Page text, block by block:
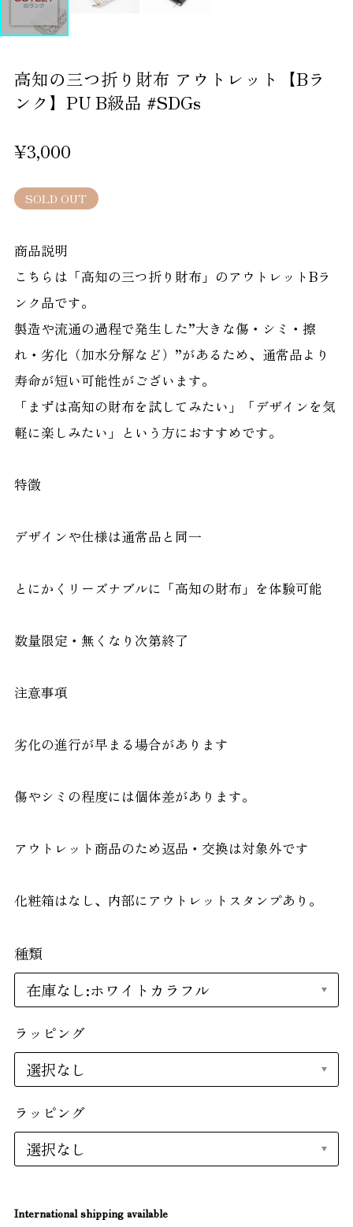
高知の三つ折り財布 アウトレット【Bラ
ンク】PU B級品 #SDGs
¥3,000
SOLD OUT
商品説明
こちらは「高知の三つ折り財布」のアウトレットBラ
ンク品です。
製造や流通の過程で発生した”大きな傷・シミ・擦
れ・劣化（加水分解など）”があるため、通常品より
寿命が短い可能性がございます。
「まずは高知の財布を試してみたい」「デザインを気
軽に楽しみたい」という方におすすめです。
特徴
デザインや仕様は通常品と同一
とにかくリーズナブルに「高知の財布」を体験可能
数量限定・無くなり次第終了
注意事項
劣化の進行が早まる場合があります
傷やシミの程度には個体差があります。
アウトレット商品のため返品・交換は対象外です
化粧箱はなし、内部にアウトレットスタンプあり。
種類
ラッピング
ラッピング
International shipping available